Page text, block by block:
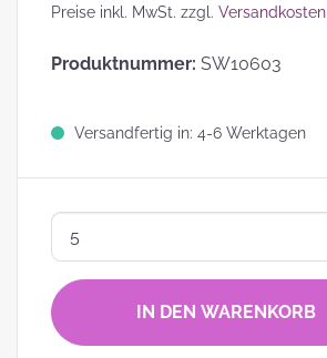
Preise inkl. MwSt. zzgl. Versandkosten
Produktnummer: SW10603
Versandfertig in: 4-6 Werktagen
IN DEN WARENKORB